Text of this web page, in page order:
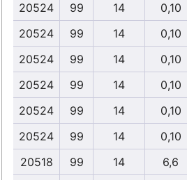
20524
99 14
0,10
20524
99 14
0,10
20524
99 14
0,10
20524
99 14
0,10
20524
99 14
0,10
20524
99 14
0,10
20518
99 14
6,6